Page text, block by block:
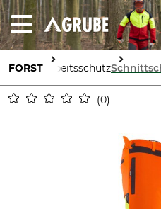
FORST Arbeitsschutz
0